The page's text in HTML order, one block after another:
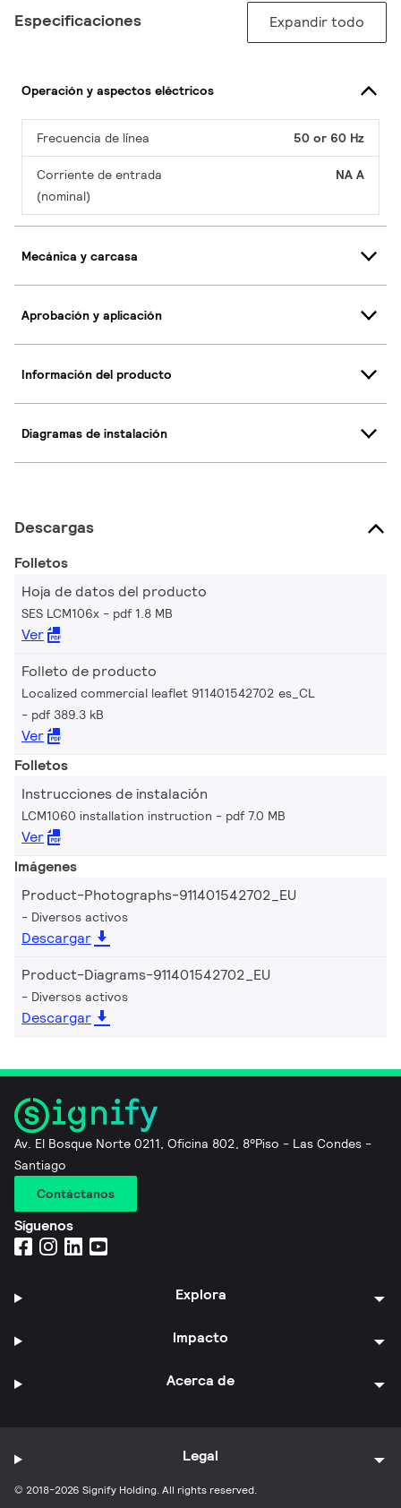
Especificaciones Expandir todo
Operación y aspectos eléctricos
Frecuencia de línea 50 or 60 Hz
Corriente de entrada
(nominal)
NA A
Mecánica y carcasa
Aprobación y aplicación
Información del producto
Diagramas de instalación
Descargas
Folletos
Hoja de datos del producto
SES LCM106x pdf 1.8 MB
Ver
Folleto de producto
Localized commercial leaflet 911401542702 es_CL
pdf 389.3 kB
Ver
Folletos
Instrucciones de instalación
LCM1060 installation instruction pdf 7.0 MB
Ver
Imágenes
Product-Photographs-911401542702_EU
Diversos activos
Descargar
Product-Diagrams-911401542702_EU
Diversos activos
Descargar
Av. El Bosque Norte 0211, Oficina 802, 8°Piso - Las Condes -
Santiago
Contáctanos
Síguenos
Explora
Impacto
Acerca de
© 2018-2026 Signify Holding. All rights reserved.
Legal